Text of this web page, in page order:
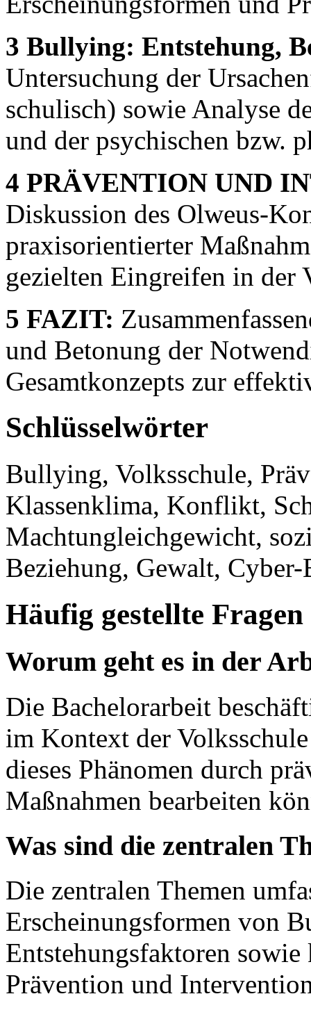
3 Bullying: Entstehung,
Untersuchung der
schulisch) sowie Analyse
und der psychischen bzw.
4 PRÄVENTION UND
Diskussion des Olweus-
praxisorientierter
gezielten Eingreifen in der
5 FAZIT:
und Betonung der
Gesamtkonzepts zur
Schlüsselwörter
Bullying, Volksschule,
Klassenklima, Konflikt,
Machtungleichgewicht,
Beziehung, Gewalt,
Häufig gestellte Fragen
Worum geht es in der
Die Bachelorarbeit
im Kontext der
dieses Phänomen durch
Maßnahmen bearbeiten
Was sind die zentralen
Die zentralen Themen
Erscheinungsformen von
Entstehungsfaktoren
Prävention und